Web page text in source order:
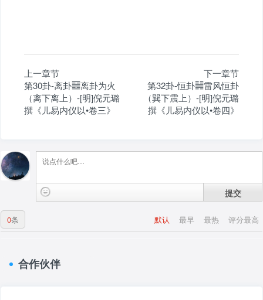
上一章节
第30卦-离卦䷝离卦为火
（离下离上）-[明]倪元璐
撰《儿易内仪以•卷三》
下一章节
第32卦-恒卦䷟雷风恒卦
（巽下震上）-[明]倪元璐
撰《儿易内仪以•卷四》
提交
默认 最早 最热 评分最高
0条
合作伙伴